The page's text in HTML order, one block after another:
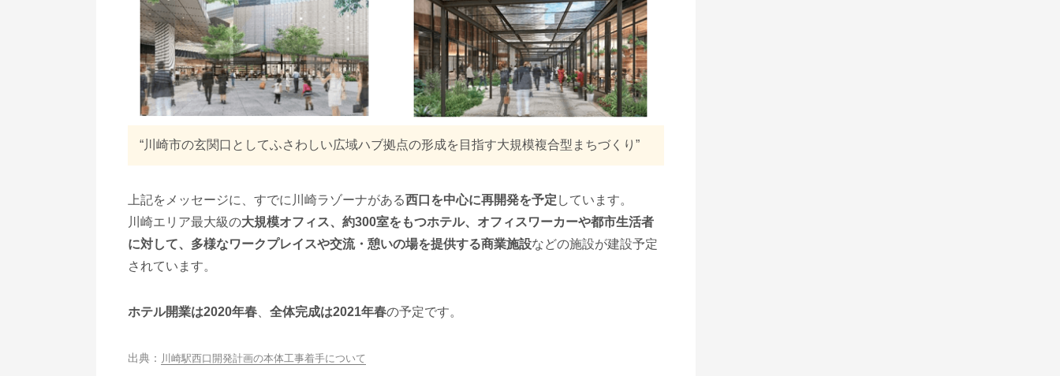
“川崎市の⽞関⼝としてふさわしい広域ハブ拠点の形成を⽬指す⼤規模複合型まちづくり”
上記をメッセージに、すでに川崎ラゾーナがある西口を中心に再開発を予定 しています。
川崎エリア最⼤級の⼤規模オフィス、約300室をもつホテル、オフィスワーカーや都市⽣活者
に対して、多様なワークプレイスや交流・憩いの場を提供する商業施設などの施設が建設予定
されています。
ホテル開業は2020年春 全体完成は2021年春の予定です。
川崎駅⻄⼝開発計画の本体⼯事着⼿について